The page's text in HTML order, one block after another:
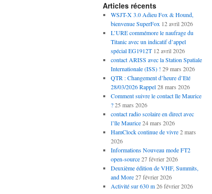
Articles récents
WSJT-X 3.0 Adieu Fox & Hound,
bienvenue SuperFox 12 avril 2026
L’URE commémore le naufrage du
Titanic avec un indicatif d’appel
spécial EG1912T 12 avril 2026
contact ARISS avec la Station Spatiale
Internationale (ISS) ! 29 mars 2026
QTR : Changement d’heure d’Eté
28/03/2026 Rappel 28 mars 2026
Comment suivre le contact île Maurice
? 25 mars 2026
contact radio scolaire en direct avec
l’île Maurice 24 mars 2026
HamClock continue de vivre 2 mars
2026
Informations Nouveau mode FT2
open-source 27 février 2026
Deuxième édition de VHF, Summits,
and More 27 février 2026
Activité sur 630 m 26 février 2026